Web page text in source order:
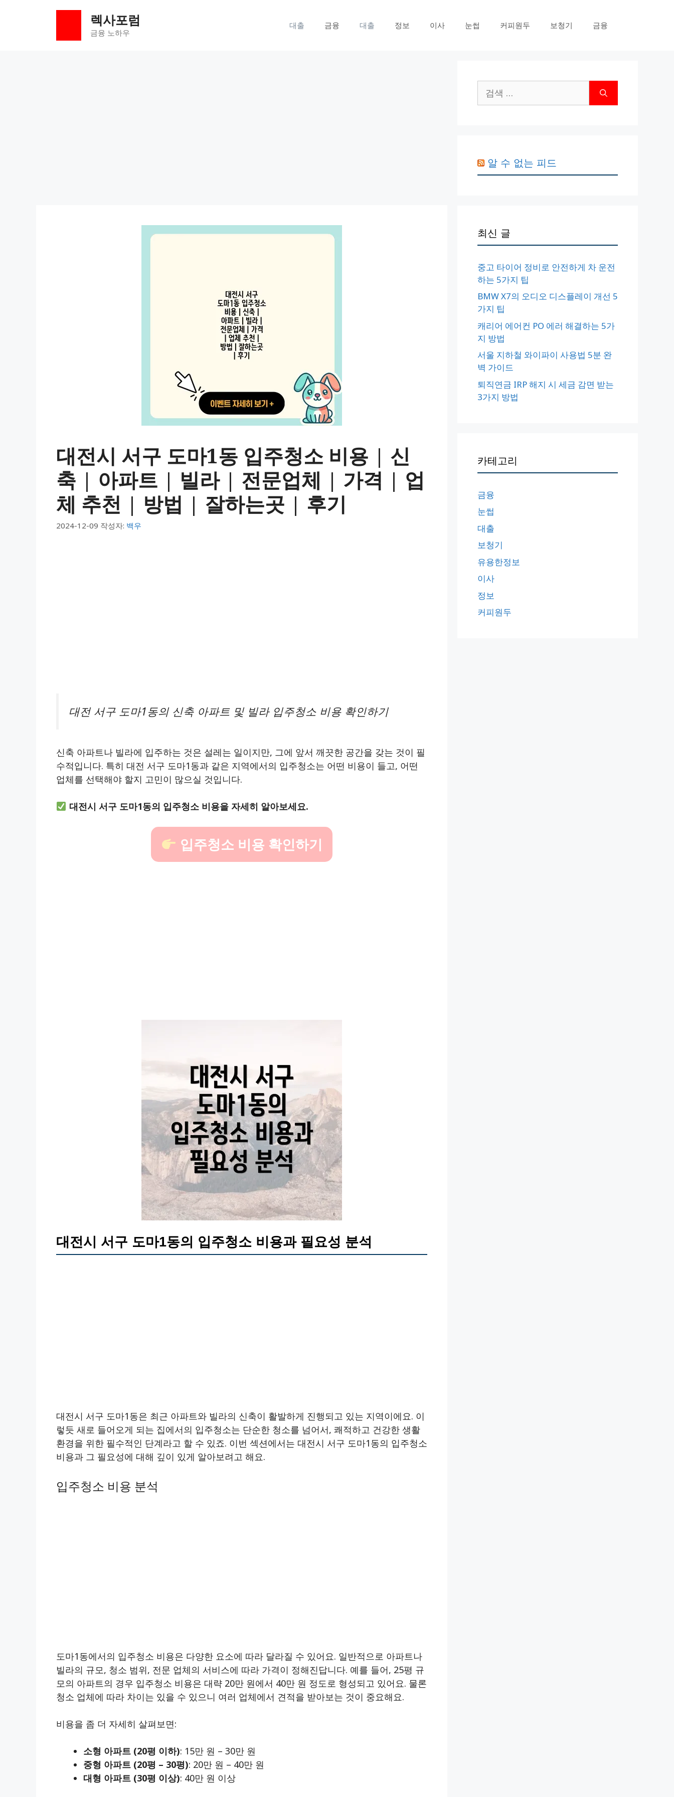
렉사포럼
금융 노하우
대출 금융 대출 정보 이사 눈썹 커피원두 보청기 금융
대전시 서구 도마1동 입주청소 비용 | 신
축 | 아파트 | 빌라 | 전문업체 | 가격 | 업
체 추천 | 방법 | 잘하는곳 | 후기
2024-12-09 작성자: 백우
대전 서구 도마1동의 신축 아파트 및 빌라 입주청소 비용 확인하기
신축 아파트나 빌라에 입주하는 것은 설레는 일이지만, 그에 앞서 깨끗한 공간을 갖는 것이 필
수적입니다. 특히 대전 서구 도마1동과 같은 지역에서의 입주청소는 어떤 비용이 들고, 어떤
업체를 선택해야 할지 고민이 많으실 것입니다.
대전시 서구 도마1동의 입주청소 비용을 자세히 알아보세요.
입주청소 비용 확인하기
대전시 서구 도마1동의 입주청소 비용과 필요성 분석
대전시 서구 도마1동은 최근 아파트와 빌라의 신축이 활발하게 진행되고 있는 지역이에요. 이
렇듯 새로 들어오게 되는 집에서의 입주청소는 단순한 청소를 넘어서, 쾌적하고 건강한 생활
환경을 위한 필수적인 단계라고 할 수 있죠. 이번 섹션에서는 대전시 서구 도마1동의 입주청소
비용과 그 필요성에 대해 깊이 있게 알아보려고 해요.
입주청소 비용 분석
도마1동에서의 입주청소 비용은 다양한 요소에 따라 달라질 수 있어요. 일반적으로 아파트나
빌라의 규모, 청소 범위, 전문 업체의 서비스에 따라 가격이 정해진답니다. 예를 들어, 25평 규
모의 아파트의 경우 입주청소 비용은 대략 20만 원에서 40만 원 정도로 형성되고 있어요. 물론
청소 업체에 따라 차이는 있을 수 있으니 여러 업체에서 견적을 받아보는 것이 중요해요.
비용을 좀 더 자세히 살펴보면:
소형 아파트 (20평 이하): 15만 원 – 30만 원
중형 아파트 (20평 – 30평): 20만 원 – 40만 원
대형 아파트 (30평 이상): 40만 원 이상
색:
알 수 없는 피드
최신 글
중고 타이어 정비로 안전하게 차 운전
하는 5가지 팁
BMW X7의 오디오 디스플레이 개선 5
가지 팁
캐리어 에어컨 PO 에러 해결하는 5가
지 방법
서울 지하철 와이파이 사용법 5분 완
벽 가이드
퇴직연금 IRP 해지 시 세금 감면 받는
3가지 방법
카테고리
금융
눈썹
대출
보청기
유용한정보
이사
정보
커피원두